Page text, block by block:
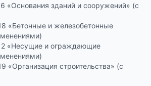
«Основания зданий и сооружений» (с
«Бетонные и железобетонные
«Несущие и ограждающие
«Организация строительства» (с